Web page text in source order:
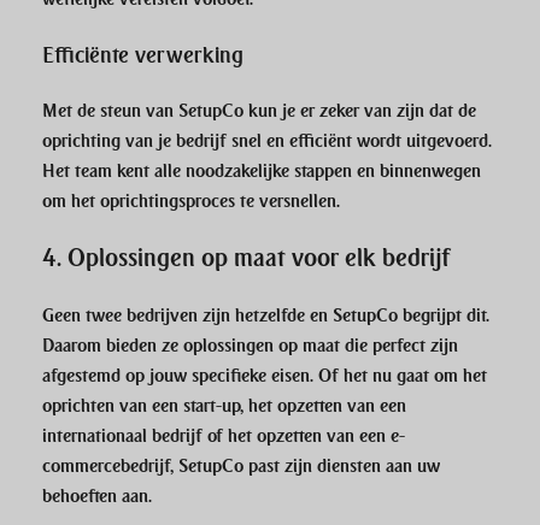
Efficiënte verwerking
Met de steun van SetupCo kun je er zeker van zijn dat de
oprichting van je bedrijf snel en efficiënt wordt uitgevoerd.
Het team kent alle noodzakelijke stappen en binnenwegen
om het oprichtingsproces te versnellen.
4. Oplossingen op maat voor elk bedrijf
Geen twee bedrijven zijn hetzelfde en SetupCo begrijpt dit.
Daarom bieden ze oplossingen op maat die perfect zijn
afgestemd op jouw specifieke eisen. Of het nu gaat om het
oprichten van een start-up, het opzetten van een
internationaal bedrijf of het opzetten van een e-
commercebedrijf, SetupCo past zijn diensten aan uw
behoeften aan.